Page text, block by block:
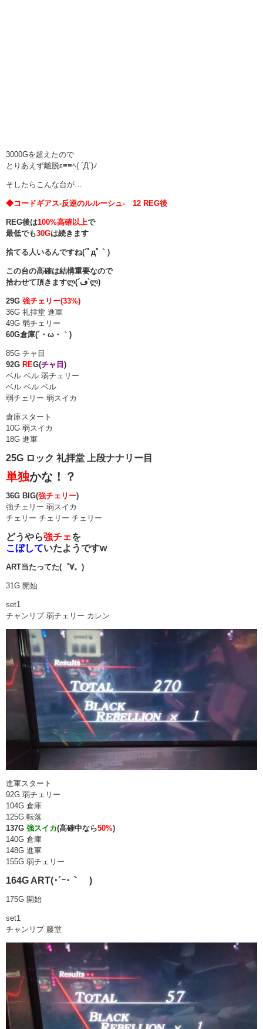
3000Gを超えたので
とりあえず離脱ε≡≡ﾍ( ´Д`)ﾉ
そしたらこんな台が…
◆コードギアス-反逆のルルーシュ- 12 REG後
REG後は100%高確以上で
最低でも30Gは続きます
捨てる人いるんですね(´ﾟдﾟ｀)
この台の高確は結構重要なので
拾わせて頂きますლ(´ڡ`ლ)
29G 強チェリー(33%)
36G 礼拝堂 進軍
49G 弱チェリー
60G倉庫(´・ω・｀)
85G チャ目
92G REG(チャ目 )
ベル ベル 弱チェリー
ベル ベル ベル
弱チェリー 弱スイカ
倉庫スタート
10G 弱スイカ
18G 進軍
25G ロック 礼拝堂 上段ナナリー目
単独かな！？
36G BIG(強チェリー)
強チェリー 弱スイカ
チェリー チェリー チェリー
どうやら強チェを
こぼしていたようですw
ART当たってた(゜∀。)
31G 開始
set1
チャンリプ 弱チェリー カレン
進軍スタート
92G 弱チェリー
104G 倉庫
125G 転落
137G 強スイカ(高確中なら50%)
140G 倉庫
148G 進軍
155G 弱チェリー
164G ART(･´ｰ･｀ )
175G 開始
set1
チャンリプ 藤堂